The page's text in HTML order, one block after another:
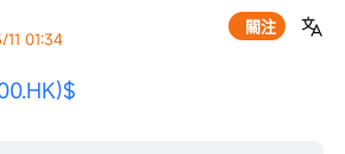
11 01:34
關注